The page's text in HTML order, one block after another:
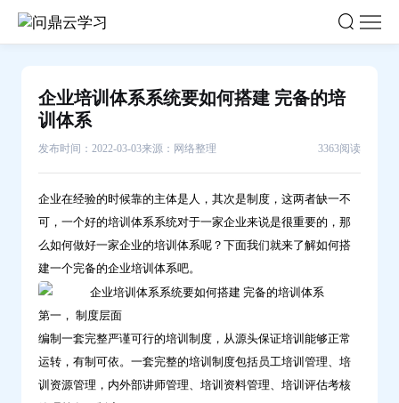
企业培训体系系统要如何搭建 完备的培
训体系
发布时间：2022-03-03来源：网络整理 3363阅读
企业在经验的时候靠的主体是人，其次是制度，这两者缺一不
可，一个好的培训体系系统对于一家企业来说是很重要的，那
么如何做好一家企业的培训体系呢？下面我们就来了解如何搭
建一个完备的企业培训体系吧。
第一， 制度层面
编制一套完整严谨可行的培训制度，从源头保证培训能够正常
运转，有制可依。一套完整的培训制度包括员工培训管理、培
训资源管理，内外部讲师管理、培训资料管理、培训评估考核